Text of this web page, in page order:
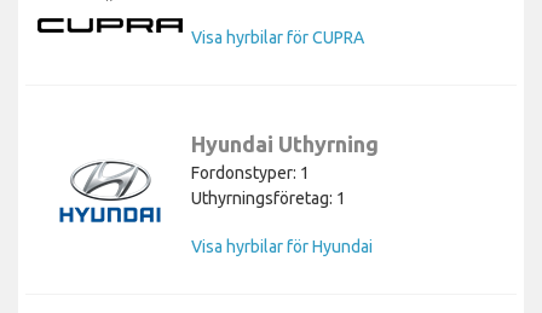
Visa hyrbilar för CUPRA
Hyundai Uthyrning
Fordonstyper: 1
Uthyrningsföretag: 1
Visa hyrbilar för Hyundai